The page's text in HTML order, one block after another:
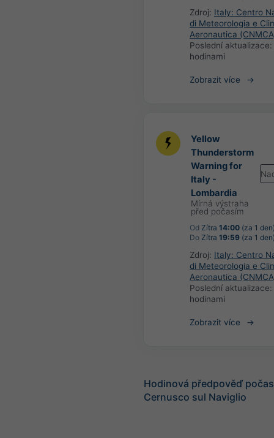
Zdroj: Italy: Centro
di Meteorologia e
Aeronautica
Poslední aktualizace:
hodinami
Zobrazit více
Yellow
Thunderstorm
Warning for
Italy -
Lombardia
Mírná výstraha
před počasím
Od Zítra 14:00 (za 1
Do Zítra 19:59 (za 1
Zdroj: Italy: Centro
di Meteorologia e
Aeronautica
Poslední aktualizace:
hodinami
Zobrazit více
Hodinová předpověď
Cernusco sul Naviglio